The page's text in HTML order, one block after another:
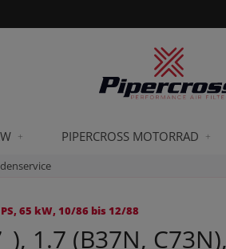
PIPERCROSS MOTORRAD
65 kW, 10/86 bis 12/88
1.7 (B37N,